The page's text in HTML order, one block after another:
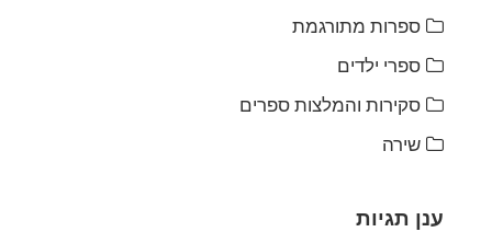
ספרות מתורגמת
ספרי ילדים
סקירות והמלצות ספרים
שירה
ענן תגיות